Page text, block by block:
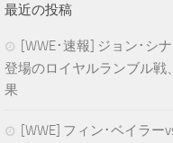
最近の投稿
[WWE･速報] ジョン･シ
登場のロイヤルランブル戦
果
[WWE] フィン･ベイラー